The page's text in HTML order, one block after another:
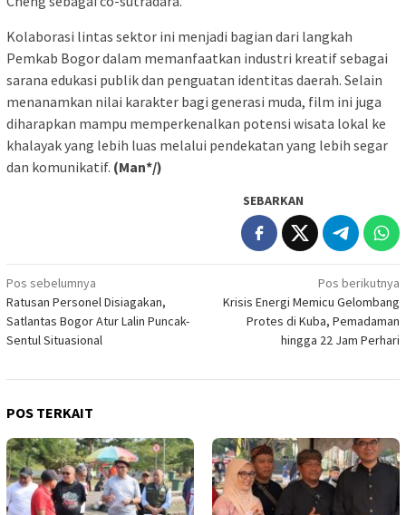
Kolaborasi lintas sektor ini menjadi bagian dari langkah
Pemkab Bogor dalam memanfaatkan industri kreatif sebagai
sarana edukasi publik dan penguatan identitas daerah. Selain
menanamkan nilai karakter bagi generasi muda, film ini juga
diharapkan mampu memperkenalkan potensi wisata lokal ke
khalayak yang lebih luas melalui pendekatan yang lebih segar
dan komunikatif. (Man*/)
SEBARKAN
Navigasi
pos
Pos sebelumnya
Ratusan Personel Disiagakan,
Satlantas Bogor Atur Lalin Puncak-
Sentul Situasional
Pos berikutnya
Krisis Energi Memicu Gelombang
Protes di Kuba, Pemadaman
hingga 22 Jam Perhari
POS TERKAIT